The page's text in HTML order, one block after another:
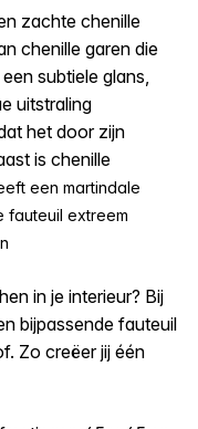
zachte chenille
chenille garen die
subtiele glans,
uitstraling
het door zijn
is chenille
een martindale
fauteuil extreem
in je interieur? Bij
bijpassende fauteuil
Zo creëer jij één